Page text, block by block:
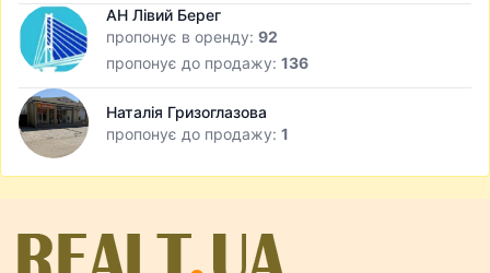
АН Лівий Берег
пропонує в оренду: 92
пропонує до продажу: 136
Наталія Гризоглазова
пропонує до продажу: 1